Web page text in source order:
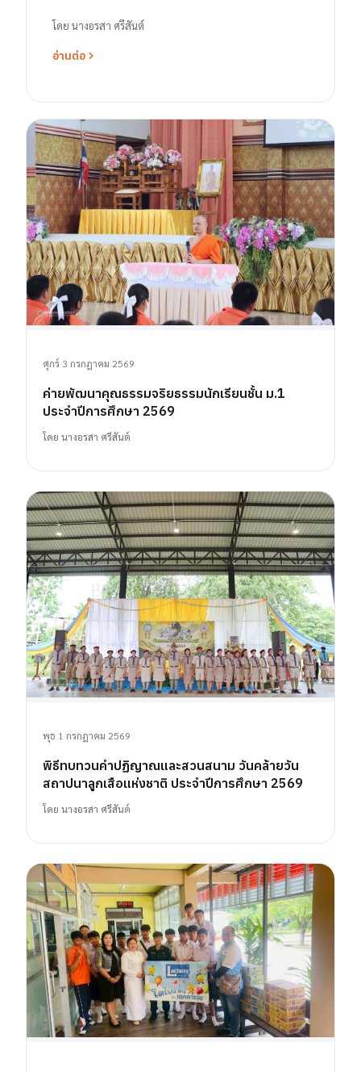
โดย นางอรสา ศรีสันต์
อ่านต่อ
ศุกร์ 3 กรกฎาคม 2569
ค่ายพัฒนาคุณธรรมจริยธรรมนักเรียนชั้น ม.1
ประจำปีการศึกษา 2569
โดย นางอรสา ศรีสันต์
พุธ 1 กรกฎาคม 2569
พิธีทบทวนคำปฏิญาณและสวนสนาม วันคล้ายวัน
สถาปนาลูกเสือแห่งชาติ ประจำปีการศึกษา 2569
โดย นางอรสา ศรีสันต์